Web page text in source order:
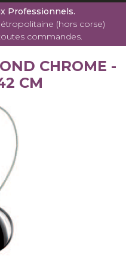
Professionnels.
(hors corse)
commandes.
CHROME -
CM